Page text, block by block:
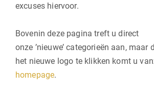
excuses hiervoor.
Bovenin deze pagina treft u direct
onze ’nieuwe’ categorieën aan, maar
het nieuwe logo te klikken komt u
homepage.